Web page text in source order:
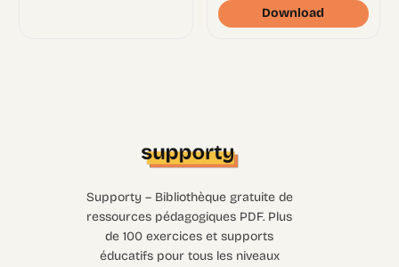
Download
Supporty – Bibliothèque gratuite de
ressources pédagogiques PDF. Plus
de 100 exercices et supports
éducatifs pour tous les niveaux